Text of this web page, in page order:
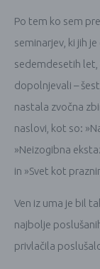
Po tem ko sem
seminarjev, ki jih
sedemdesetih let,
dopolnjevali –
nastala zvočna
naslovi, kot so:
»Neizogibna
in »Svet kot
Ven iz uma je bil
najbolje
privlačila